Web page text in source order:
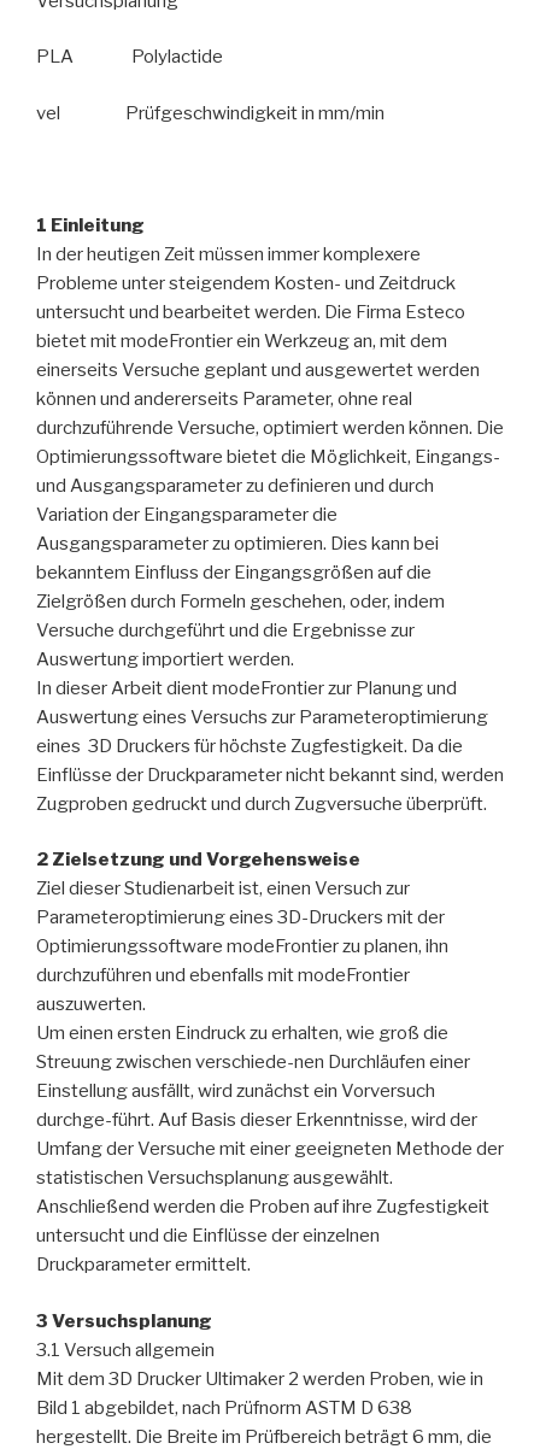
PLA Polylactide
vel Prüfgeschwindigkeit in mm/min
1 Einleitung
In der heutigen Zeit müssen immer komplexere
Probleme unter steigendem Kosten- und Zeitdruck
untersucht und bearbeitet werden. Die Firma Esteco
bietet mit modeFrontier ein Werkzeug an, mit dem
einerseits Versuche geplant und ausgewertet werden
können und andererseits Parameter, ohne real
durchzuführende Versuche, optimiert werden können. Die
Optimierungssoftware bietet die Möglichkeit, Eingangs-
und Ausgangsparameter zu definieren und durch
Variation der Eingangsparameter die
Ausgangsparameter zu optimieren. Dies kann bei
bekanntem Einfluss der Eingangsgrößen auf die
Zielgrößen durch Formeln geschehen, oder, indem
Versuche durchgeführt und die Ergebnisse zur
Auswertung importiert werden.
In dieser Arbeit dient modeFrontier zur Planung und
Auswertung eines Versuchs zur Parameteroptimierung
eines 3D Druckers für höchste Zugfestigkeit. Da die
Einflüsse der Druckparameter nicht bekannt sind, werden
Zugproben gedruckt und durch Zugversuche überprüft.
2 Zielsetzung und Vorgehensweise
Ziel dieser Studienarbeit ist, einen Versuch zur
Parameteroptimierung eines 3D-Druckers mit der
Optimierungssoftware modeFrontier zu planen, ihn
durchzuführen und ebenfalls mit modeFrontier
auszuwerten.
Um einen ersten Eindruck zu erhalten, wie groß die
Streuung zwischen verschiede-nen Durchläufen einer
Einstellung ausfällt, wird zunächst ein Vorversuch
durchge-führt. Auf Basis dieser Erkenntnisse, wird der
Umfang der Versuche mit einer geeigneten Methode der
statistischen Versuchsplanung ausgewählt.
Anschließend werden die Proben auf ihre Zugfestigkeit
untersucht und die Einflüsse der einzelnen
Druckparameter ermittelt.
3 Versuchsplanung
3.1 Versuch allgemein
Mit dem 3D Drucker Ultimaker 2 werden Proben, wie in
Bild 1 abgebildet, nach Prüfnorm ASTM D 638
hergestellt. Die Breite im Prüfbereich beträgt 6 mm, die